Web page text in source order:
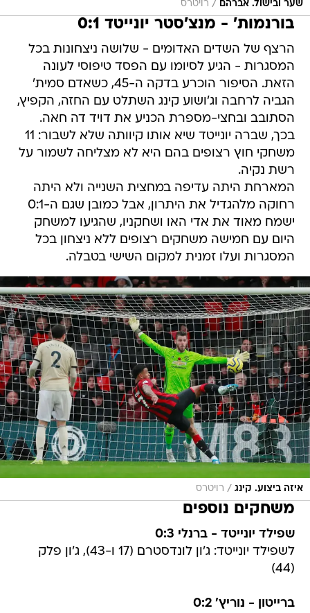
שער ובישול. אברהם / רויטרס
בורנמות' - מנצ'סטר יונייטד 0:1
הרצף של השדים האדומים - שלושה ניצחונות בכל
המסגרות - הגיע לסיומו עם הפסד טיפוסי לעונה
הזאת. הסיפור הוכרע בדקה ה-45, כשאדם סמית'
הגביה לרחבה וג'ושוע קינג השתלט עם החזה, הקפיץ,
הסתובב ובחצי-מספרת הכניע את דויד דה חאה.
בכך, שברה יונייטד שיא אותו קיוותה שלא לשבור: 11
משחקי חוץ רצופים בהם היא לא מצליחה לשמור על
רשת נקיה.
המארחת היתה עדיפה במחצית השנייה ולא היתה
רחוקה מלהגדיל את היתרון, אבל כמובן שגם ה-0:1
ישמח מאוד את אדי האו ושחקניו, שהגיעו למשחק
היום עם חמישה משחקים רצופים ללא ניצחון בכל
המסגרות ועלו זמנית למקום השישי בטבלה.
איזה ביצוע. קינג / רויטרס
משחקים נוספים
שפילד יונייטד - ברנלי 0:3
לשפילד יונייטד: ג'ון לונדסטרם (17 ו-43), ג'ון פלק
(44)
ברייטון - נוריץ' 0:2